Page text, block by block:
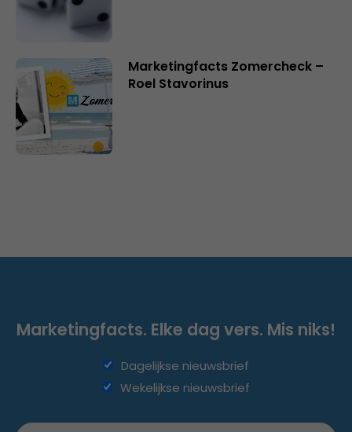
Marketingfacts Zomercheck –
Roel Stavorinus
Marketingfacts. Elke dag vers. Mis niks!
Dagelijkse nieuwsbrief
Wekelijkse nieuwsbrief